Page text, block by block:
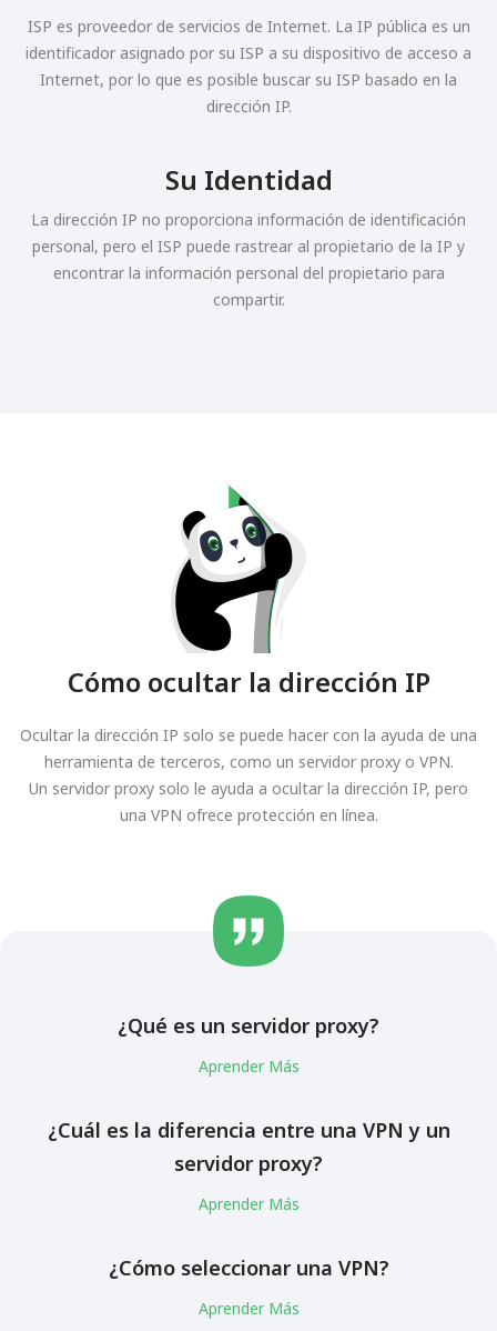
ISP es proveedor de servicios de Internet. La IP pública es un
identificador asignado por su ISP a su dispositivo de acceso a
Internet, por lo que es posible buscar su ISP basado en la
dirección IP.
Su Identidad
La dirección IP no proporciona información de identificación
personal, pero el ISP puede rastrear al propietario de la IP y
encontrar la información personal del propietario para
compartir.
Cómo ocultar la dirección IP
Ocultar la dirección IP solo se puede hacer con la ayuda de una
herramienta de terceros, como un servidor proxy o VPN.
Un servidor proxy solo le ayuda a ocultar la dirección IP, pero
una VPN ofrece protección en línea.
¿Qué es un servidor proxy?
Aprender Más
¿Cuál es la diferencia entre una VPN y un
servidor proxy?
Aprender Más
¿Cómo seleccionar una VPN?
Aprender Más